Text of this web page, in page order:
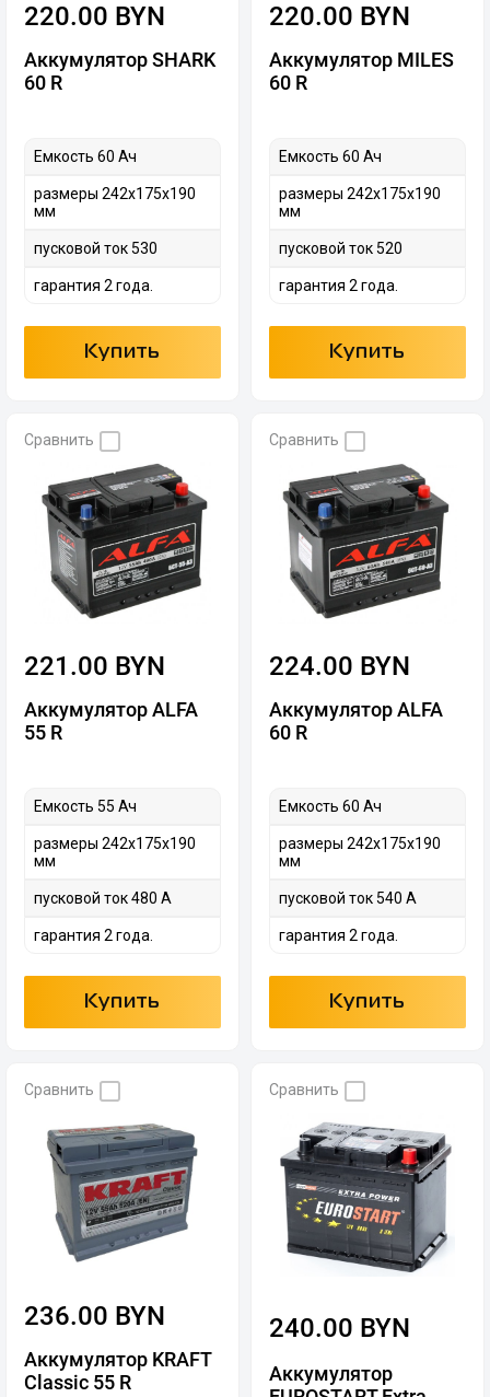
220.00 BYN
Аккумулятор SHARK
60 R
Емкость 60 Ач
размеры 242х175х190
мм
пусковой ток 530
гарантия 2 года.
Купить
220.00 BYN
Аккумулятор MILES
60 R
Емкость 60 Ач
размеры 242х175х190
мм
пусковой ток 520
гарантия 2 года.
Купить
Сравнить
221.00 BYN
Аккумулятор ALFA
55 R
Емкость 55 Ач
размеры 242х175х190
мм
пусковой ток 480 А
гарантия 2 года.
Купить
Сравнить
224.00 BYN
Аккумулятор ALFA
60 R
Емкость 60 Ач
размеры 242х175х190
мм
пусковой ток 540 А
гарантия 2 года.
Купить
Сравнить
236.00 BYN
Аккумулятор KRAFT
Classic 55 R
Сравнить
240.00 BYN
Аккумулятор